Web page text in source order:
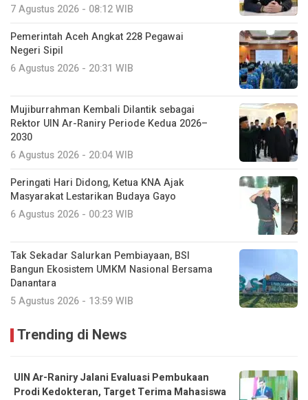
7 Agustus 2026 - 08:12 WIB
Pemerintah Aceh Angkat 228 Pegawai
Negeri Sipil
6 Agustus 2026 - 20:31 WIB
Mujiburrahman Kembali Dilantik sebagai
Rektor UIN Ar-Raniry Periode Kedua 2026–
2030
6 Agustus 2026 - 20:04 WIB
Peringati Hari Didong, Ketua KNA Ajak
Masyarakat Lestarikan Budaya Gayo
6 Agustus 2026 - 00:23 WIB
Tak Sekadar Salurkan Pembiayaan, BSI
Bangun Ekosistem UMKM Nasional Bersama
Danantara
5 Agustus 2026 - 13:59 WIB
Trending di News
UIN Ar-Raniry Jalani Evaluasi Pembukaan
Prodi Kedokteran, Target Terima Mahasiswa